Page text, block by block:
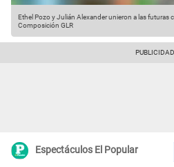
Ethel Pozo y Julián Alexander unieron a las futuras
Composición GLR
Espectáculos El Popular